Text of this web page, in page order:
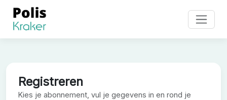
Registreren
Kies je abonnement, vul je gegevens in en rond je